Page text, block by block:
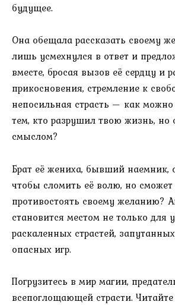
будущее.
Она обещала рассказать своему
лишь усмехнулся в ответ и
вместе, бросая вызов её сердцу и
прикосновения, стремление к
непосильная страсть — как можно
тем, кто разрушил твою жизнь, но
смыслом?
Брат её жениха, бывший наемник,
чтобы сломить её волю, но
противостоять своему желанию?
становится местом не только для
раскаленных страстей,
опасных игр.
Погрузитесь в мир магии,
всепоглощающей страсти.